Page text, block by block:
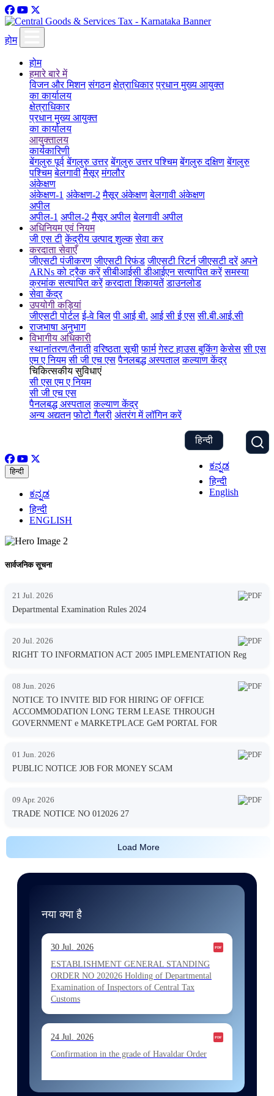
होम
होम
हमारे बारे में
विजन और मिशन संगठन क्षेत्राधिकार प्रधान मुख्य आयुक्त
का कार्यालय
क्षेत्राधिकार
प्रधान मुख्य आयुक्त
का कार्यालय
आयुक्तालय
कार्यकारिणी
बेंगलुरु पूर्व बेंगलुरु उत्तर बेंगलुरु उत्तर पश्चिम बेंगलुरु दक्षिण बेंगलुरु
पश्चिम बेलगावी मैसूर मंगलौर
अंकेक्षण
अंकेक्षण-1 अंकेक्षण-2 मैसूर अंकेक्षण बेलगावी अंकेक्षण
अपील
अपील-1 अपील-2 मैसूर अपील बेलगावी अपील
अधिनियम एवं नियम
जी एस टी केंद्रीय उत्पाद शुल्क सेवा कर
करदाता सेवाएँ
जीएसटी पंजीकरण जीएसटी रिफंड जीएसटी रिटर्न जीएसटी दरें अपने
ARNs को ट्रैक करें सीबीआईसी डीआईएन सत्यापित करें समस्या
क्रमांक सत्यापित करें करदाता शिकायतें डाउनलोड
सेवा केंद्र
उपयोगी कड़ियां
जीएसटी पोर्टल ई-वे बिल पी आई बी. आई सी ई एस सी.बी.आई.सी
राजभाषा अनुभाग
विभागीय अधिकारी
स्थानांतरण/तैनाती वरिष्ठता सूची फार्म गेस्ट हाउस बुकिंग केसेस सी एस
एम ए नियम सी जी एच एस पैनलबद्ध अस्पताल कल्याण केंद्र
चिकित्सकीय सुविधाएं
सी एस एम ए नियम
सी जी एच एस
पैनलबद्ध अस्पताल कल्याण केंद्र
अन्य अद्यतन फोटो गैलरी अंतरंग में लॉगिन करें
हिन्दी
ಕನ್ನಡ
हिन्दी
English
हिन्दी
ಕನ್ನಡ
हिन्दी
ENGLISH
सार्वजनिक सूचना
21 Jul. 2026
Departmental Examination Rules 2024
20 Jul. 2026
RIGHT TO INFORMATION ACT 2005 IMPLEMENTATION Reg
08 Jun. 2026
NOTICE TO INVITE BID FOR HIRING OF OFFICE
ACCOMMODATION LONG TERM LEASE THROUGH
GOVERNMENT e MARKETPLACE GeM PORTAL FOR
01 Jun. 2026
PUBLIC NOTICE JOB FOR MONEY SCAM
09 Apr. 2026
TRADE NOTICE NO 012026 27
Load More
नया क्या है
30 Jul. 2026
ESTABLISHMENT GENERAL STANDING
ORDER NO 202026 Holding of Departmental
Examination of Inspectors of Central Tax
Customs
24 Jul. 2026
Confirmation in the grade of Havaldar Order